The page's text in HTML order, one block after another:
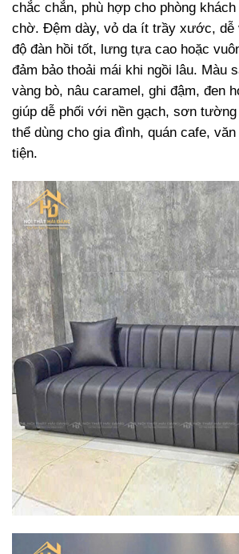
chắc chắn, phù hợp cho phòng
chờ. Đệm dày, vỏ da ít trầy xước, dễ
độ đàn hồi tốt, lưng tựa cao hoặc
đảm bảo thoải mái khi ngồi lâu. Màu
vàng bò, nâu caramel, ghi đậm, đen
giúp dễ phối với nền gạch, sơn
thể dùng cho gia đình, quán cafe,
tiện.